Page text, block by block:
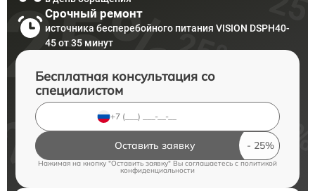
Срочный ремонт
источника бесперебойного питания VISION DSPH40-
45 от 35 минут
Бесплатная консультация со
специалистом
Оставить заявку
Нажимая на кнопку "Оставить заявку" Вы соглашаетесь cполитикой
конфиденциальности